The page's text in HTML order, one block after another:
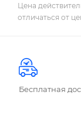
Цена
отличаться от
Бесплатная